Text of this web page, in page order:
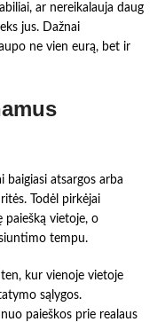
ar nereikalauja daug
jus. Dažnai
ne vien eurą, bet ir
baigiasi atsargos arba
Todėl pirkėjai
paiešką vietoje, o
tempu.
kur vienoje vietoje
sąlygos.
paieškos prie realaus